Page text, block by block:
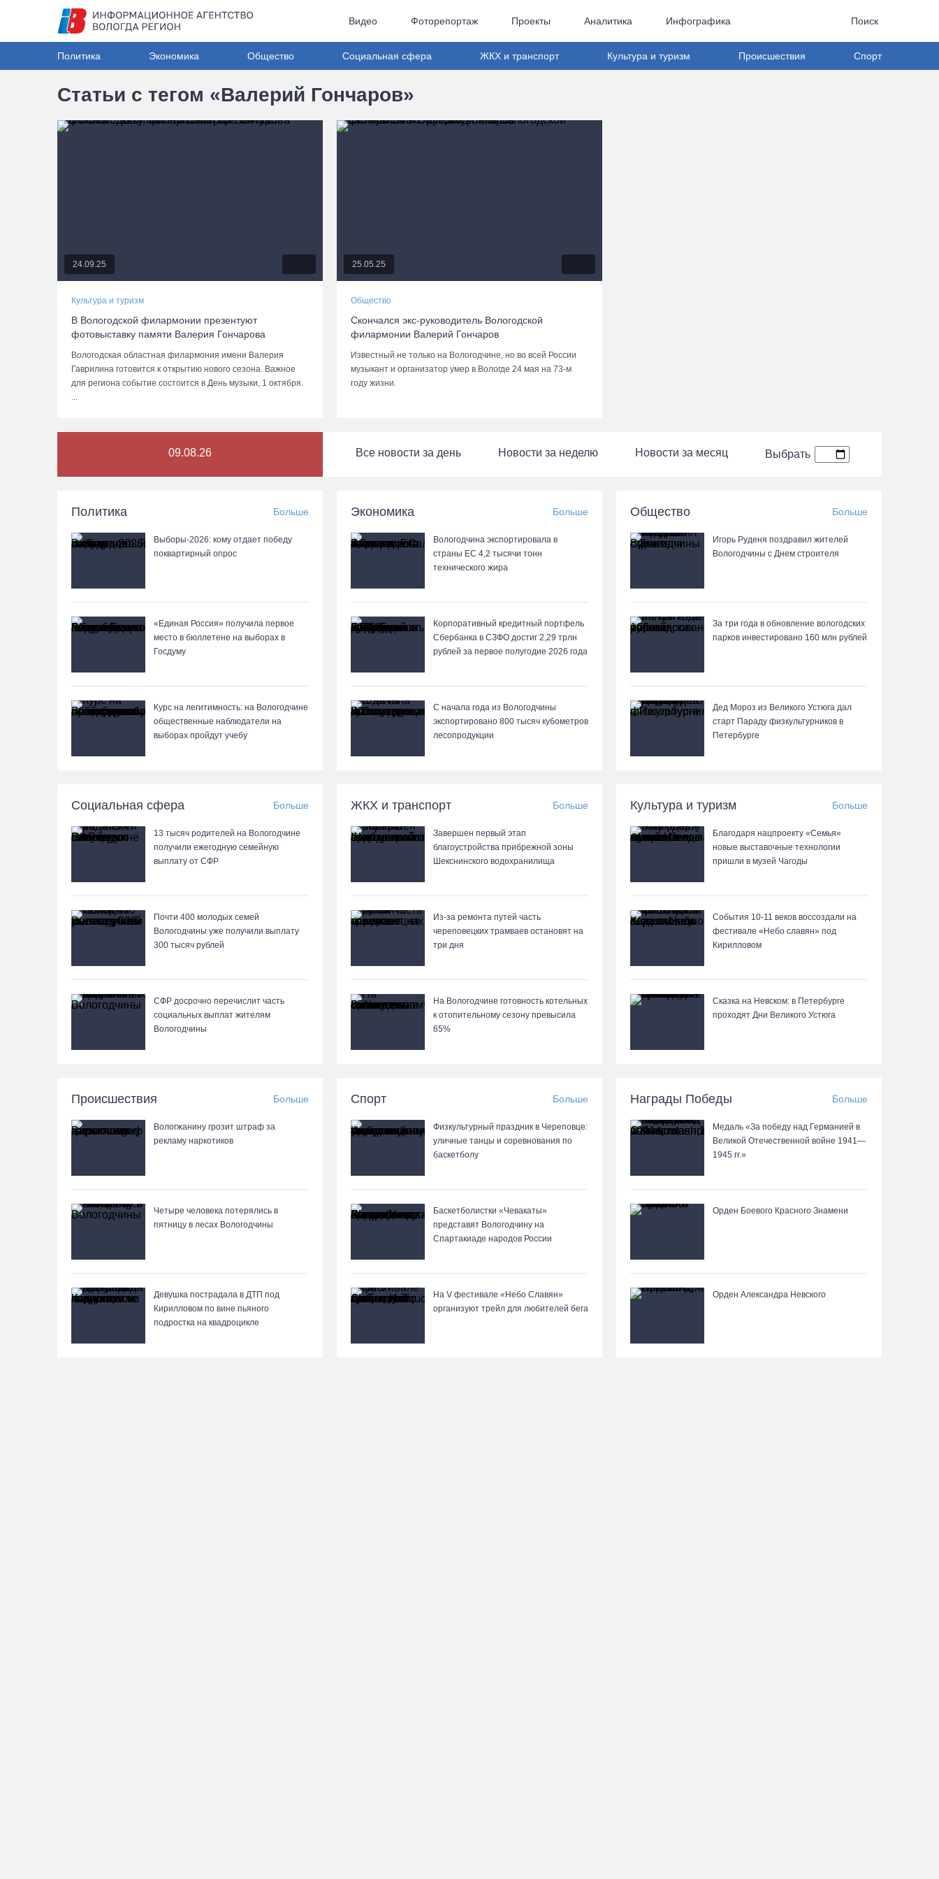
Видео Фоторепортаж Проекты Аналитика Инфографика Поиск
Политика Экономика Общество Социальная сфера ЖКХ и транспорт Культура и туризм Происшествия Спорт
Статьи с тегом «Валерий Гончаров»
24.09.25
Культура и туризм
В Вологодской филармонии презентуют
фотовыставку памяти Валерия Гончарова
Вологодская областная филармония имени Валерия
Гаврилина готовится к открытию нового сезона. Важное
для региона событие состоится в День музыки, 1 октября.
...
25.05.25
Общество
Скончался экс-руководитель Вологодской
филармонии Валерий Гончаров
Известный не только на Вологодчине, но во всей России
музыкант и организатор умер в Вологде 24 мая на 73-м
году жизни.
09.08.26 Все новости за день Новости за неделю Новости за месяц Выбрать
Политика Больше
Выборы-2026: кому отдает победу
поквартирный опрос
«Единая Россия» получила первое
место в бюллетене на выборах в
Госдуму
Курс на легитимность: на Вологодчине
общественные наблюдатели на
выборах пройдут учебу
Экономика Больше
Вологодчина экспортировала в
страны ЕС 4,2 тысячи тонн
технического жира
Корпоративный кредитный портфель
Сбербанка в СЗФО достиг 2,29 трлн
рублей за первое полугодие 2026 года
С начала года из Вологодчины
экспортировано 800 тысяч кубометров
лесопродукции
Общество Больше
Игорь Руденя поздравил жителей
Вологодчины с Днем строителя
За три года в обновление вологодских
парков инвестировано 160 млн рублей
Дед Мороз из Великого Устюга дал
старт Параду физкультурников в
Петербурге
Социальная сфера Больше
13 тысяч родителей на Вологодчине
получили ежегодную семейную
выплату от СФР
Почти 400 молодых семей
Вологодчины уже получили выплату
300 тысяч рублей
СФР досрочно перечислит часть
социальных выплат жителям
Вологодчины
ЖКХ и транспорт Больше
Завершен первый этап
благоустройства прибрежной зоны
Шекснинского водохранилища
Из-за ремонта путей часть
череповецких трамваев остановят на
три дня
На Вологодчине готовность котельных
к отопительному сезону превысила
65%
Культура и туризм Больше
Благодаря нацпроекту «Семья»
новые выставочные технологии
пришли в музей Чагоды
События 10-11 веков воссоздали на
фестивале «Небо славян» под
Кирилловом
Сказка на Невском: в Петербурге
проходят Дни Великого Устюга
Происшествия Больше
Вологжанину грозит штраф за
рекламу наркотиков
Четыре человека потерялись в
пятницу в лесах Вологодчины
Девушка пострадала в ДТП под
Кирилловом по вине пьяного
подростка на квадроцикле
Спорт Больше
Физкультурный праздник в Череповце:
уличные танцы и соревнования по
баскетболу
Баскетболистки «Чевакаты»
представят Вологодчину на
Спартакиаде народов России
На V фестивале «Небо Славян»
организуют трейл для любителей бега
Награды Победы Больше
Медаль «За победу над Германией в
Великой Отечественной войне 1941—
1945 гг.»
Орден Боевого Красного Знамени
Орден Александра Невского